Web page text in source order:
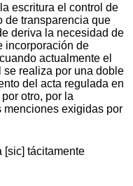
escritura el control de
de transparencia que
deriva la necesidad de
incorporación de
actualmente el
realiza por una doble
del acta regulada en
otro, por la
menciones exigidas por
[sic] tácitamente